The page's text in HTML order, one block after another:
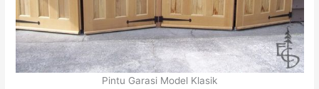
Pintu Garasi Model Klasik